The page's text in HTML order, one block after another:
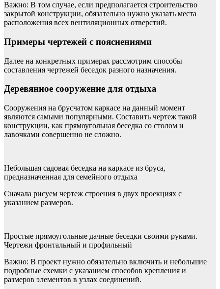
Важно: В том случае, если предполагается строительство
закрытой конструкции, обязательно нужно указать места
расположения всех вентиляционных отверстий.
Примеры чертежей с пояснениями
Далее на конкретных примерах рассмотрим способы
составления чертежей беседок разного назначения.
Деревянное сооружение для отдыха
Сооружения на брусчатом каркасе на данный момент
являются самыми популярными. Составить чертеж такой
конструкции, как прямоугольная беседка со столом и
лавочками совершенно не сложно.
Небольшая садовая беседка на каркасе из бруса,
предназначенная для семейного отдыха
Сначала рисуем чертеж строения в двух проекциях с
указанием размеров.
Простые прямоугольные дачные беседки своими руками.
Чертежи фронтальный и профильный
Важно: В проект нужно обязательно включить и небольшие
подробные схемки с указанием способов крепления и
размеров элементов в узлах соединений.